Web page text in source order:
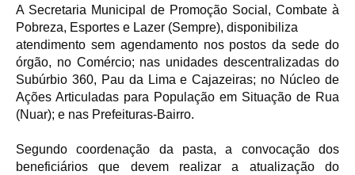
A Secretaria Municipal de Promoção Social, Combate à
Pobreza, Esportes e Lazer (Sempre), disponibiliza
atendimento sem agendamento nos postos da sede do
órgão, no Comércio; nas unidades descentralizadas do
Subúrbio 360, Pau da Lima e Cajazeiras; no Núcleo de
Ações Articuladas para População em Situação de Rua
(Nuar); e nas Prefeituras-Bairro.
Segundo coordenação da pasta, a convocação dos
beneficiários que devem realizar a atualização do